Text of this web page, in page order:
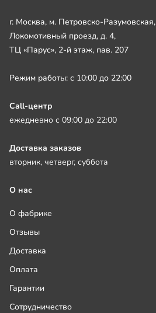
г. Москва, м. Петровско-Разумовская,
Локомотивный проезд, д. 4,
ТЦ «Парус», 2-й этаж, пав. 207
Режим работы: с 10:00 до 22:00
Call-центр
ежедневно с 09:00 до 22:00
Доставка заказов
вторник, четверг, суббота
О нас
О фабрике
Отзывы
Доставка
Оплата
Гарантии
Сотрудничество